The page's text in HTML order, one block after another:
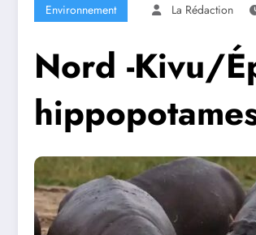
Environnement La Rédaction
Nord -Kivu/